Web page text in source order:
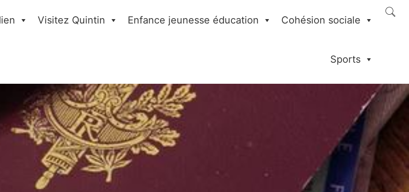
Visitez Quintin Enfance jeunesse éducation Cohésion sociale
Sports